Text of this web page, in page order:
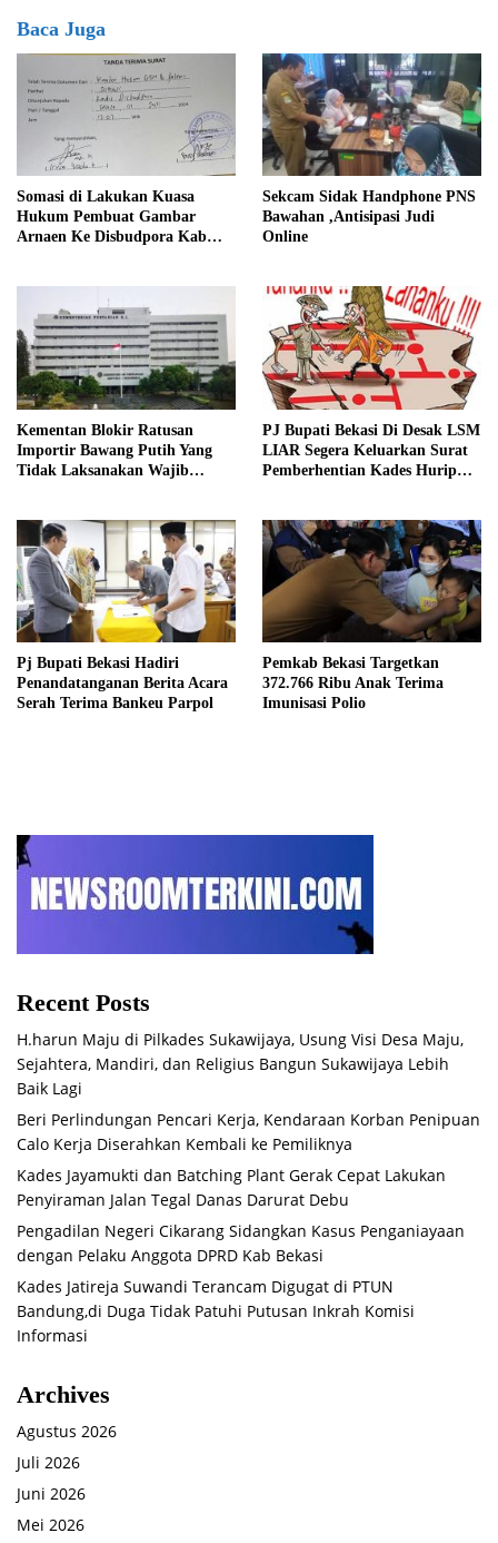
Baca Juga
Somasi di Lakukan Kuasa
Hukum Pembuat Gambar
Arnaen Ke Disbudpora Kab
Sekcam Sidak Handphone PNS
Bawahan ,Antisipasi Judi
Online
Kementan Blokir Ratusan
Importir Bawang Putih Yang
Tidak Laksanakan Wajib
PJ Bupati Bekasi Di Desak LSM
LIAR Segera Keluarkan Surat
Pemberhentian Kades Hurip
Pj Bupati Bekasi Hadiri
Penandatanganan Berita Acara
Serah Terima Bankeu Parpol
Pemkab Bekasi Targetkan
372.766 Ribu Anak Terima
Imunisasi Polio
Recent Posts
H.harun Maju di Pilkades Sukawijaya, Usung Visi Desa Maju,
Sejahtera, Mandiri, dan Religius Bangun Sukawijaya Lebih
Baik Lagi
Beri Perlindungan Pencari Kerja, Kendaraan Korban Penipuan
Calo Kerja Diserahkan Kembali ke Pemiliknya
Kades Jayamukti dan Batching Plant Gerak Cepat Lakukan
Penyiraman Jalan Tegal Danas Darurat Debu
Pengadilan Negeri Cikarang Sidangkan Kasus Penganiayaan
dengan Pelaku Anggota DPRD Kab Bekasi
Kades Jatireja Suwandi Terancam Digugat di PTUN
Bandung,di Duga Tidak Patuhi Putusan Inkrah Komisi
Informasi
Archives
Agustus 2026
Juli 2026
Juni 2026
Mei 2026